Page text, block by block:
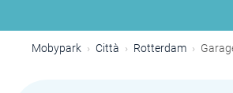
Mobypark Città Rotterdam